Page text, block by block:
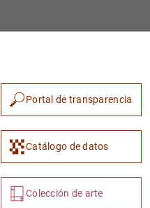
Portal de transparencia
Catálogo de datos
Colección de arte